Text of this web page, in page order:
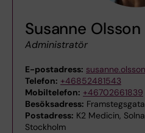
Susanne Olsson
Administratör
E-postadress:
Telefon: +46852481543
Mobiltelefon: +46702661839
Besöksadress:
Postadress: K2 Medicin,
Stockholm